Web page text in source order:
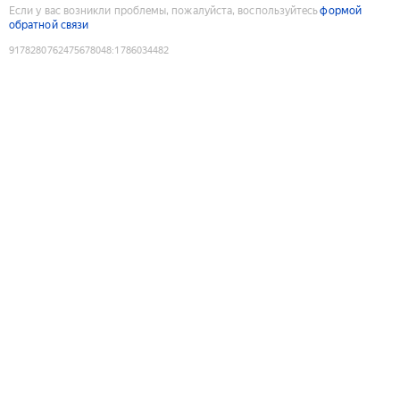
Если у вас возникли проблемы, пожалуйста, воспользуйтесьформой
обратной связи
9178280762475678048:1786034482